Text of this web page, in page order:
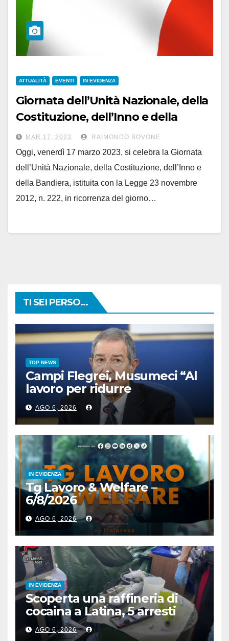
ATTUALITÀ EVENTI IN EVIDENZA
Giornata dell’Unità Nazionale, della
Costituzione, dell’Inno e della
Bandiera. Il programma in città
MAR 17, 2023 RAIMONDO BOVONE
Oggi, venerdì 17 marzo 2023, si celebra la Giornata
dell’Unità Nazionale, della Costituzione, dell’Inno e
della Bandiera, istituita con la Legge 23 novembre
2012, n. 222, in ricorrenza del giorno…
TI SEI PERSO...
TOP NEWS
Campi Flegrei, Musumeci “Al
lavoro per ridurre
l’esposizione al rischio”
AGO 6, 2026
IN EVIDENZA
Tg Lavoro & Welfare –
6/8/2026
AGO 6, 2026
IN EVIDENZA
Scoperta una raffineria di
cocaina a Latina, 5 arresti
AGO 6, 2026